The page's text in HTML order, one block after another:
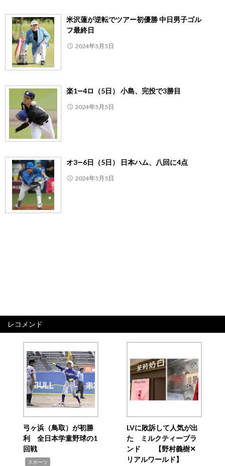
米沢蓮が逆転でツアー初優勝 中日男子ゴル
フ最終日
2024年5月5日
楽1―4ロ（5日） 小島、完投で3勝目
2024年5月5日
オ3―6日（5日） 日本ハム、八回に4点
2024年5月5日
レコメンド
弓ヶ浜（鳥取）が初勝
利 全日本学童野球の1
回戦
スポーツ
LVに敗訴して人気が出
た ミルクティーブラ
ンド 【野村義樹✕
リアルワールド】